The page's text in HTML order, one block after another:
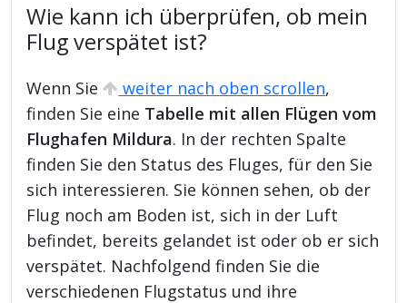
Wie kann ich überprüfen, ob mein
Flug verspätet ist?
Wenn Sie weiter nach oben scrollen,
finden Sie eine Tabelle mit allen Flügen vom
Flughafen Mildura. In der rechten Spalte
finden Sie den Status des Fluges, für den Sie
sich interessieren. Sie können sehen, ob der
Flug noch am Boden ist, sich in der Luft
befindet, bereits gelandet ist oder ob er sich
verspätet. Nachfolgend finden Sie die
verschiedenen Flugstatus und ihre